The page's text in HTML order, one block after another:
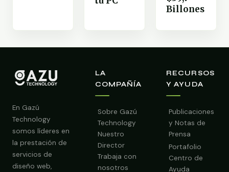
Billones
En Gazú
Technology
somos líderes en
la prestación de
servicios de
diseño web,
LA
COMPAÑÍA
Sobre Gazú
Technology
Nuestro
Director
Trabaja con
nosotros
RECURSOS
Y AYUDA
Publicaciones
y Notas de
Prensa
Portafolio
Centro de
Ayuda